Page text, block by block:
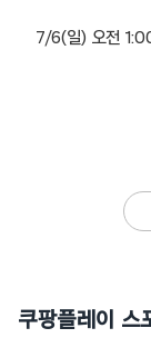
7/6(일) 오전
쿠팡플레이 스